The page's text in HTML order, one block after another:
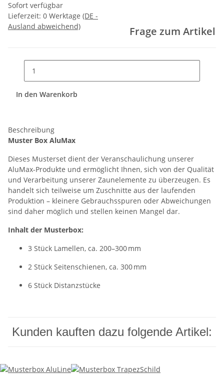
Sofort verfügbar
Lieferzeit: 0 Werktage (DE -
Ausland abweichend)
Frage zum Artikel
In den Warenkorb
Beschreibung
Muster Box AluMax
Dieses Musterset dient der Veranschaulichung unserer
AluMax-Produkte und ermöglicht Ihnen, sich von der Qualität
und Verarbeitung unserer Zaunelemente zu überzeugen. Es
handelt sich teilweise um Zuschnitte aus der laufenden
Produktion – kleinere Gebrauchsspuren oder Abweichungen
sind daher möglich und stellen keinen Mangel dar.
Inhalt der Musterbox:
3 Stück Lamellen, ca. 200–300 mm
2 Stück Seitenschienen, ca. 300 mm
6 Stück Distanzstücke
Kunden kauften dazu folgende Artikel: